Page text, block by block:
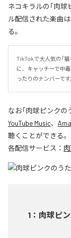
ネコキラルの「肉
ル配信された楽曲
る。
TikTokで大人気の「
に、キャッチーで中
ったりのナンバーです
なお「肉球ピンクの
YouTube Music、
聴くことができる。
各配信サービス：
1 ： 肉球ピ